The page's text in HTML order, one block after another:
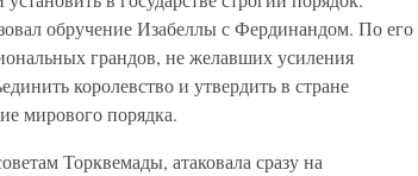
обручение Изабеллы с Фердинандом. По его
грандов, не желавших усиления
королевство и утвердить в стране
мирового порядка.
Торквемады, атаковала сразу на